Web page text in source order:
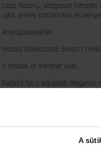
A
Laza fazonú, virágosan hímzett
ujjal, amely romantikus és
Anyagösszetétel:
Mosási tájékoztató: Bevarrt
A modell xs méretet visel.
Fedezd fel a legújabb Magenta